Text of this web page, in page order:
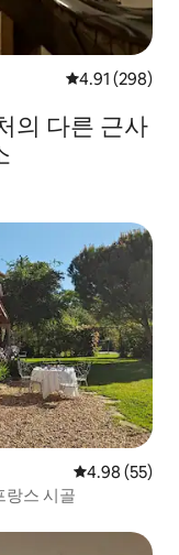
평점 4.91점(5
4.91 (298)
의 다른 근사
평점 4.98점(5
4.98 (55)
수영장 프랑스 시골